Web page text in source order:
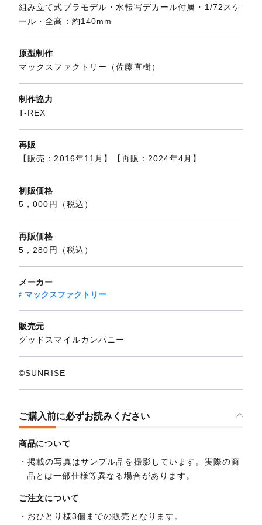
組み立て式プラモデル・水転写デカール付属・1/72スケ
ール・全高：約140mm
原型制作
マックスファクトリー（佐藤直樹）
制作協力
T-REX
再販
【販売：2016年11月】【再販：2024年4月】
初販価格
5，000円（税込）
再販価格
5，280円（税込）
メーカー
マックスファクトリー
販売元
グッドスマイルカンパニー
©SUNRISE
ご購入前に必ずお読みください
商品について
掲載の写真はサンプル品を撮影しています。実際の商
品とは一部仕様等異なる場合があります。
ご注文について
おひとり様3個までの販売となります。